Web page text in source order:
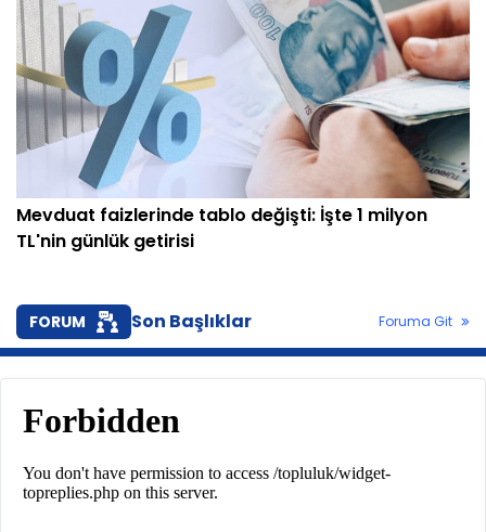
Mevduat faizlerinde tablo değişti: İşte 1 milyon
TL'nin günlük getirisi
FORUM Son Başlıklar Foruma Git